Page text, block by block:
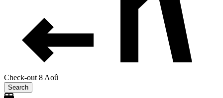
Check-out 8 Aoû
Search